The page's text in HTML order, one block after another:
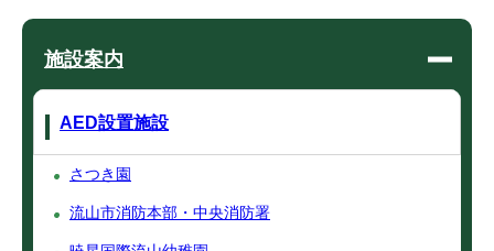
施設案内
AED設置施設
さつき園
流山市消防本部・中央消防署